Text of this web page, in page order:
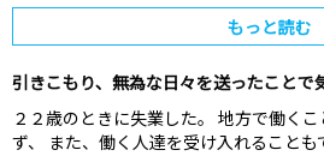
もっと読む
引きこもり、無為な日々を送ったことで
２２歳のときに失業した。 地方で働く
ず、 また、働く人達を受け入れることも